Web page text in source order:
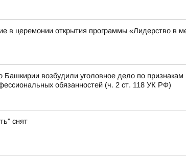
в церемонии открытия программы «Лидерство в
возбудили уголовное дело по
обязанностей (ч. 2 ст. 118 УК РФ)
снят